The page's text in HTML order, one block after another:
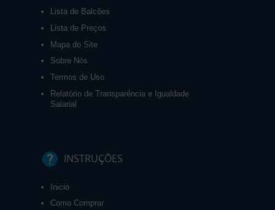
Lista de Balcões
Lista de Preços
Mapa do Site
Sobre Nós
Termos de Uso
Relatório de Transparência e Igualdade
Salarial
INSTRUÇÕES
Inicio
Como Comprar